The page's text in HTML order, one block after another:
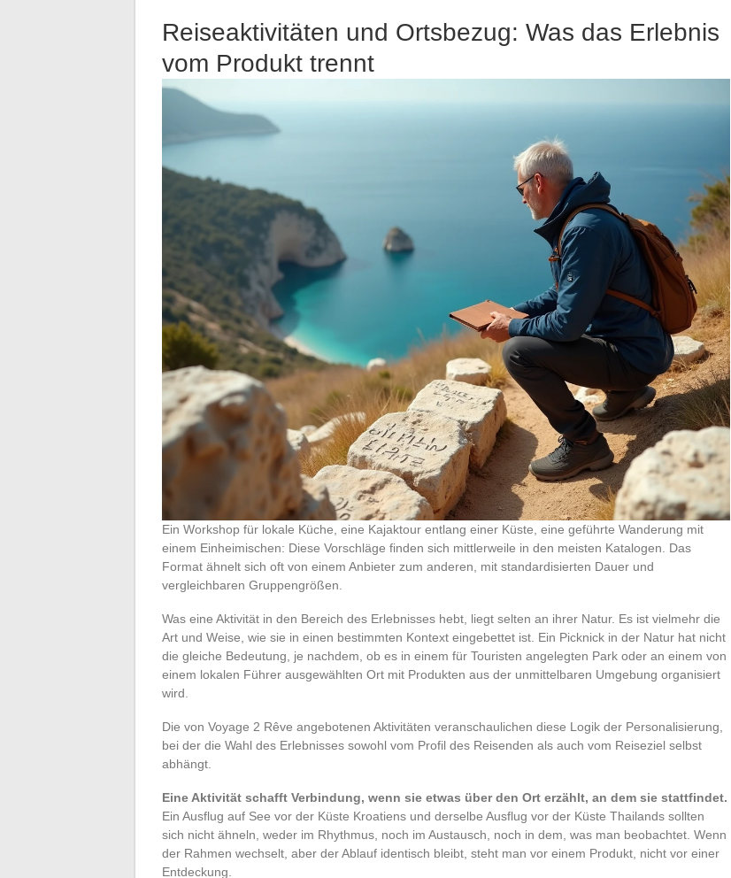
Reiseaktivitäten und Ortsbezug: Was das Erlebnis
vom Produkt trennt
Ein Workshop für lokale Küche, eine Kajaktour entlang einer Küste, eine geführte Wanderung mit
einem Einheimischen: Diese Vorschläge finden sich mittlerweile in den meisten Katalogen. Das
Format ähnelt sich oft von einem Anbieter zum anderen, mit standardisierten Dauer und
vergleichbaren Gruppengrößen.
Was eine Aktivität in den Bereich des Erlebnisses hebt, liegt selten an ihrer Natur. Es ist vielmehr die
Art und Weise, wie sie in einen bestimmten Kontext eingebettet ist. Ein Picknick in der Natur hat nicht
die gleiche Bedeutung, je nachdem, ob es in einem für Touristen angelegten Park oder an einem von
einem lokalen Führer ausgewählten Ort mit Produkten aus der unmittelbaren Umgebung organisiert
wird.
Die von Voyage 2 Rêve angebotenen Aktivitäten veranschaulichen diese Logik der Personalisierung,
bei der die Wahl des Erlebnisses sowohl vom Profil des Reisenden als auch vom Reiseziel selbst
abhängt.
Eine Aktivität schafft Verbindung, wenn sie etwas über den Ort erzählt, an dem sie stattfindet.
Ein Ausflug auf See vor der Küste Kroatiens und derselbe Ausflug vor der Küste Thailands sollten
sich nicht ähneln, weder im Rhythmus, noch im Austausch, noch in dem, was man beobachtet. Wenn
der Rahmen wechselt, aber der Ablauf identisch bleibt, steht man vor einem Produkt, nicht vor einer
Entdeckung.